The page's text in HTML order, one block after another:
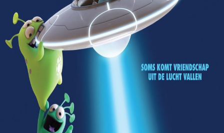
Home
Releaselijst